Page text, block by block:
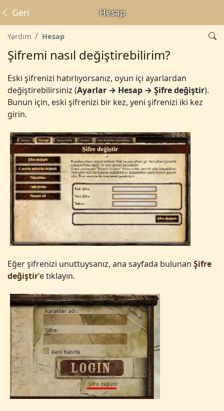
Hesap
Geri
Yardım Hesap
Şifremi nasıl değiştirebilirim?
Eski şifrenizi hatırlıyorsanız, oyun içi ayarlardan
değiştirebilirsiniz (Ayarlar → Hesap → Şifre değiştir).
Bunun için, eski şifrenizi bir kez, yeni şifrenizi iki kez
girin.
Eğer şifrenizi unuttuysanız, ana sayfada bulunan Şifre
değiştir'e tıklayın.